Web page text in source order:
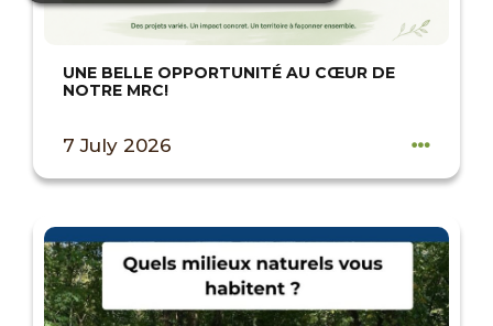
UNE BELLE OPPORTUNITÉ AU CŒUR DE
NOTRE MRC!
7 July 2026